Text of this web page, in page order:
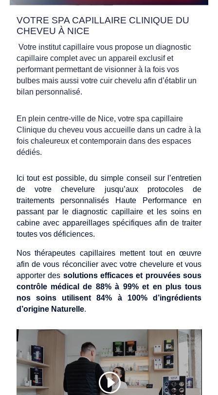
VOTRE SPA CAPILLAIRE CLINIQUE DU
CHEVEU À NICE
Votre institut capillaire vous propose un diagnostic
capillaire complet avec un appareil exclusif et
performant permettant de visionner à la fois vos
bulbes mais aussi votre cuir chevelu afin d’établir un
bilan personnalisé.
En plein centre-ville de Nice, votre spa capillaire
Clinique du cheveu vous accueille dans un cadre à la
fois chaleureux et contemporain dans des espaces
dédiés.
Ici tout est possible, du simple conseil sur l’entretien
de votre chevelure jusqu’aux protocoles de
traitements personnalisés Haute Performance en
passant par le diagnostic capillaire et les soins en
cabine avec appareillages spécifiques afin de traiter
toutes vos déficiences.
Nos thérapeutes capillaires mettent tout en œuvre
afin de vous réconcilier avec votre chevelure et vous
apporter des solutions efficaces et prouvées sous
contrôle médical de 88% à 99% et en plus tous
nos soins utilisent 84% à 100% d’ingrédients
d’origine Naturelle.